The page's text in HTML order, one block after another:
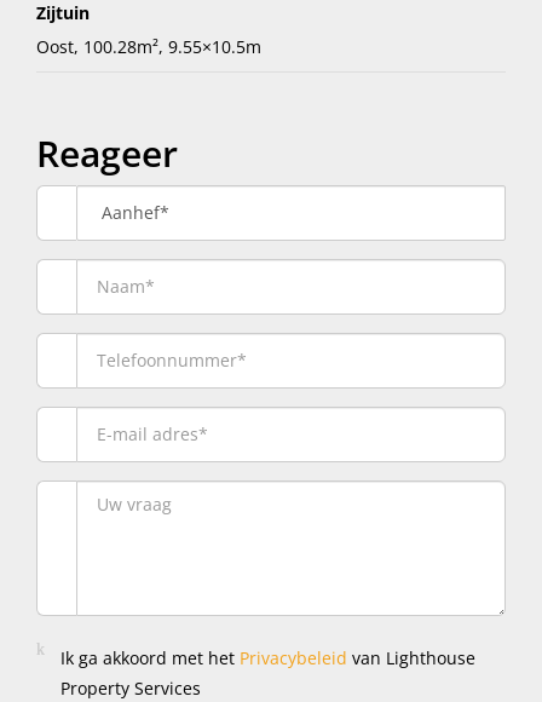
Zijtuin
Oost, 100.28m², 9.55×10.5m
Reageer
Aanhef*
Ik ga akkoord met het Privacybeleid van Lighthouse
Property Services